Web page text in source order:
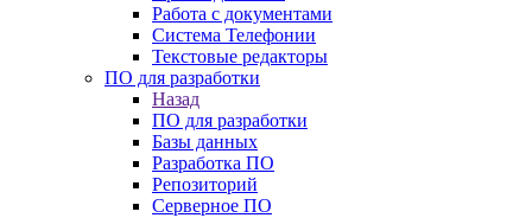
Работа с документами
Система Телефонии
Текстовые редакторы
ПО для разработки
Назад
ПО для разработки
Базы данных
Разработка ПО
Репозиторий
Серверное ПО